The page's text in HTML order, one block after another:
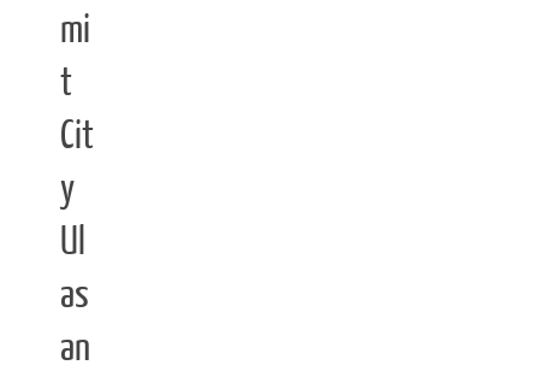
mi
t
Cit
y
Ul
as
an